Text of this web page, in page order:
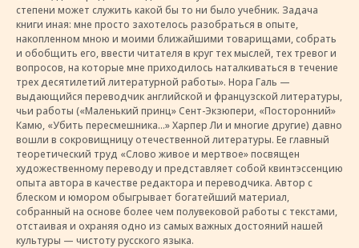
степени может служить какой бы то ни было учебник. Задача
книги иная: мне просто захотелось разобраться в опыте,
накопленном мною и моими ближайшими товарищами, собрать
и обобщить его, ввести читателя в круг тех мыслей, тех тревог и
вопросов, на которые мне приходилось наталкиваться в течение
трех десятилетий литературной работы». Нора Галь —
выдающийся переводчик английской и французской литературы,
чьи работы («Маленький принц» Сент-Экзюпери, «Посторонний»
Камю, «Убить пересмешника...» Харпер Ли и многие другие) давно
вошли в сокровищницу отечественной литературы. Ее главный
теоретический труд «Слово живое и мертвое» посвящен
художественному переводу и представляет собой квинтэссенцию
опыта автора в качестве редактора и переводчика. Автор с
блеском и юмором обыгрывает богатейший материал,
собранный на основе более чем полувековой работы с текстами,
отстаивая и охраняя одно из самых важных достояний нашей
культуры — чистоту русского языка.